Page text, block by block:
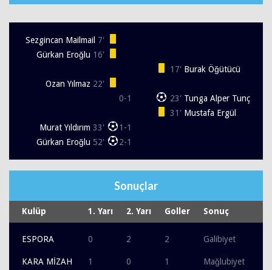
Sezgincan Mailmail 7'
Gürkan Eroğlu 16'
17' Burak Öğütücü
Ozan Yılmaz 22'
0-1
23' Tunga Alper Tunç
31' Mustafa Ergül
Murat Yıldırım 33'
1-1
Gürkan Eroğlu 52' 2-1
Sonuçlar
Kulüp 1. Yarı 2. Yarı Goller Sonuç
ESPORA 0 2 2 Galibiyet
KARA MİZAH 1 0 1 Mağlubiyet